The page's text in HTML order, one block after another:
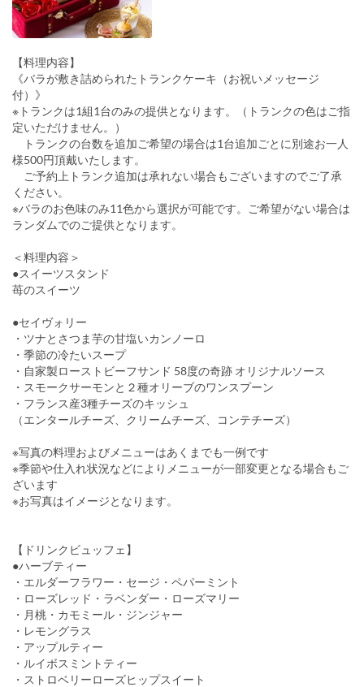
【料理内容】
《バラが敷き詰められたトランクケーキ（お祝いメッセージ
付）》
※トランクは1組1台のみの提供となります。（トランクの色はご指
定いただけません。）
トランクの台数を追加ご希望の場合は1台追加ごとに別途お一人
様500円頂戴いたします。
ご予約上トランク追加は承れない場合もございますのでご了承
ください。
※バラのお色味のみ11色から選択が可能です。ご希望がない場合は
ランダムでのご提供となります。
＜料理内容＞
●スイーツスタンド
苺のスイーツ
●セイヴォリー
・ツナとさつま芋の甘塩いカンノーロ
・季節の冷たいスープ
・自家製ローストビーフサンド 58度の奇跡 オリジナルソース
・スモークサーモンと２種オリーブのワンスプーン
・フランス産3種チーズのキッシュ
（エンタールチーズ、クリームチーズ、コンテチーズ）
※写真の料理およびメニューはあくまでも一例です
※季節や仕入れ状況などによりメニューが一部変更となる場合もご
ざいます
※お写真はイメージとなります。
【ドリンクビュッフェ】
●ハーブティー
・エルダーフラワー・セージ・ペパーミント
・ローズレッド・ラベンダー・ローズマリー
・月桃・カモミール・ジンジャー
・レモングラス
・アップルティー
・ルイボスミントティー
・ストロベリーローズヒップスイート